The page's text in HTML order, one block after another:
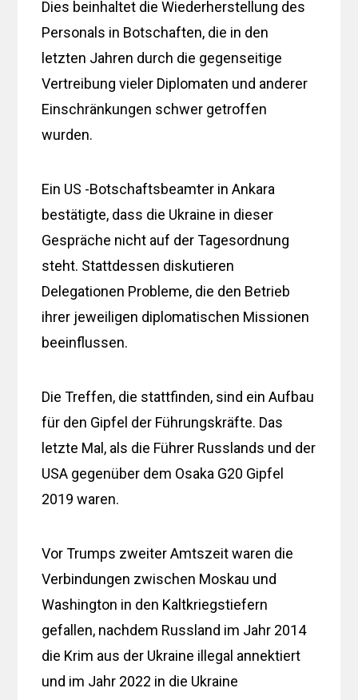
Dies beinhaltet die Wiederherstellung des
Personals in Botschaften, die in den
letzten Jahren durch die gegenseitige
Vertreibung vieler Diplomaten und anderer
Einschränkungen schwer getroffen
wurden.
Ein US -Botschaftsbeamter in Ankara
bestätigte, dass die Ukraine in dieser
Gespräche nicht auf der Tagesordnung
steht. Stattdessen diskutieren
Delegationen Probleme, die den Betrieb
ihrer jeweiligen diplomatischen Missionen
beeinflussen.
Die Treffen, die stattfinden, sind ein Aufbau
für den Gipfel der Führungskräfte. Das
letzte Mal, als die Führer Russlands und der
USA gegenüber dem Osaka G20 Gipfel
2019 waren.
Vor Trumps zweiter Amtszeit waren die
Verbindungen zwischen Moskau und
Washington in den Kaltkriegstiefern
gefallen, nachdem Russland im Jahr 2014
die Krim aus der Ukraine illegal annektiert
und im Jahr 2022 in die Ukraine